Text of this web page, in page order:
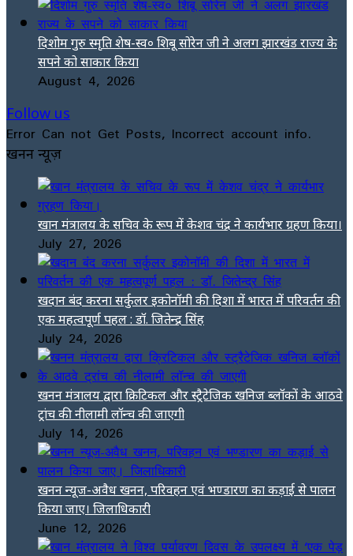
दिशोम गुरु स्मृति शेष-स्व० शिबू सोरेन जी ने अलग झारखंड राज्य के
सपने को साकार किया
August 4, 2026
Follow us
Error Can not Get Posts, Incorrect account info.
खनन न्यूज़
खान मंत्रालय के सचिव के रूप में केशव चंद्र ने कार्यभार ग्रहण किया।
July 27, 2026
खदान बंद करना सर्कुलर इकोनॉमी की दिशा में भारत में परिवर्तन की
एक महत्वपूर्ण पहल : डॉ. जितेन्द्र सिंह
July 24, 2026
खनन मंत्रालय द्वारा क्रिटिकल और स्ट्रैटेजिक खनिज ब्लॉकों के आठवे
ट्रांच की नीलामी लॉन्च की जाएगी
July 14, 2026
खनन न्यूज-अवैध खनन, परिवहन एवं भण्डारण का कड़ाई से पालन
किया जाए। जिलाधिकारी
June 12, 2026